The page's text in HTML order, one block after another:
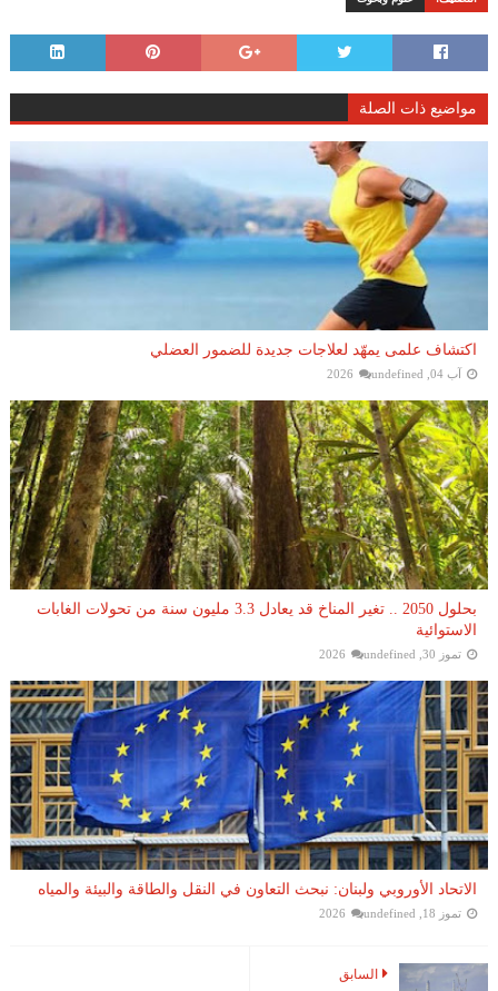
مواضيع ذات الصلة
اكتشاف علمى يمهّد لعلاجات جديدة للضمور العضلي
آب 04, 2026 undefined
بحلول 2050 .. تغير المناخ قد يعادل 3.3 مليون سنة من تحولات الغابات
الاستوائية
تموز 30, 2026 undefined
الاتحاد الأوروبي ولبنان: نبحث التعاون في النقل والطاقة والبيئة والمياه
تموز 18, 2026 undefined
السابق